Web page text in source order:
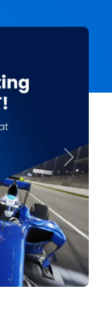
Next